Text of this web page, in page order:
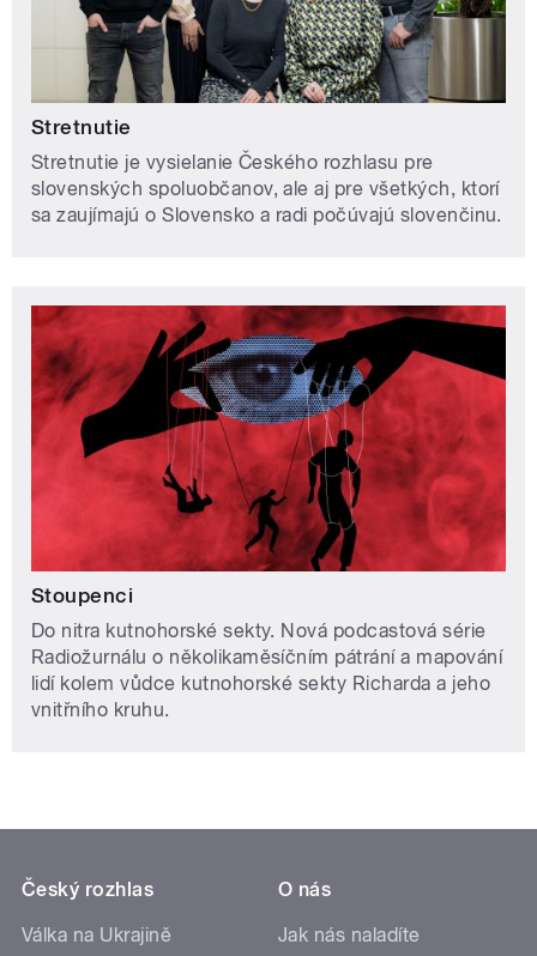
Stretnutie
Stretnutie je vysielanie Českého rozhlasu pre
slovenských spoluobčanov, ale aj pre všetkých, ktorí
sa zaujímajú o Slovensko a radi počúvajú slovenčinu.
Stoupenci
Do nitra kutnohorské sekty. Nová podcastová série
Radiožurnálu o několikaměsíčním pátrání a mapování
lidí kolem vůdce kutnohorské sekty Richarda a jeho
vnitřního kruhu.
Český rozhlas
Válka na Ukrajině
O nás
Jak nás naladíte